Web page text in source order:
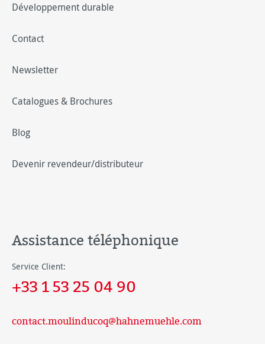
Développement durable
Contact
Newsletter
Catalogues & Brochures
Blog
Devenir revendeur/distributeur
Assistance téléphonique
Service Client:
+33 1 53 25 04 90
contact.moulinducoq@hahnemuehle.com